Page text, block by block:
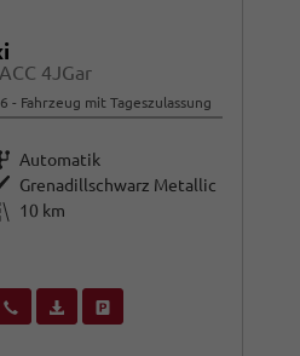
4JGar
Fahrzeug mit Tageszulassung
Getriebe Automatik
Außenfarbe
Grenadillschwarz Metallic
Kilometerstand
10 km
Wir rufen Sie anFahrzeugexposé (PDF)
Fahrzeug parken